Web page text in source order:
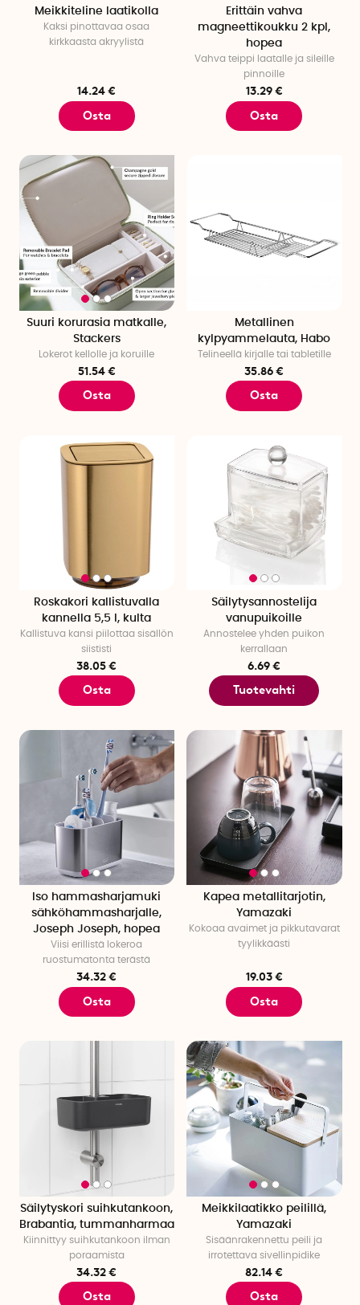
Meikkiteline laatikolla
Kaksi pinottavaa osaa
kirkkaasta akryylistä
14.24 €
Osta
Erittäin vahva
magneettikoukku 2 kpl,
hopea
Vahva teippi laatalle ja sileille
pinnoille
13.29 €
Osta
Suuri korurasia matkalle,
Stackers
Lokerot kellolle ja koruille
51.54 €
Osta
Metallinen
kylpyammelauta, Habo
Telineellä kirjalle tai tabletille
35.86 €
Osta
Roskakori kallistuvalla
kannella 5,5 l, kulta
Kallistuva kansi piilottaa sisällön
siististi
38.05 €
Osta
Säilytysannostelija
vanupuikoille
Annostelee yhden puikon
kerrallaan
6.69 €
Tuotevahti
Iso hammasharjamuki
sähköhammasharjalle,
Joseph Joseph, hopea
Viisi erillistä lokeroa
ruostumatonta terästä
34.32 €
Osta
Kapea metallitarjotin,
Yamazaki
Kokoaa avaimet ja pikkutavarat
tyylikkäästi
19.03 €
Osta
Säilytyskori suihkutankoon,
Brabantia, tummanharmaa
Kiinnittyy suihkutankoon ilman
poraamista
34.32 €
Osta
Meikkilaatikko peilillä,
Yamazaki
Sisäänrakennettu peili ja
irrotettava sivellinpidike
82.14 €
Osta